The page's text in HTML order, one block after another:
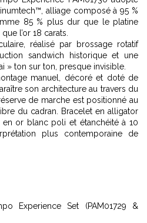
alliage composé à 95 %
85 % plus dur que le platine
l’or 18 carats.
réalisé par brossage rotatif
sandwich historique et une
» ton sur ton, presque invisible.
manuel, décoré et doté de
son architecture au travers du
de marche est positionné au
du cadran. Bracelet en alligator
or blanc poli et étanchéité à 10
plus contemporaine de
Experience Set (PAM01729 &